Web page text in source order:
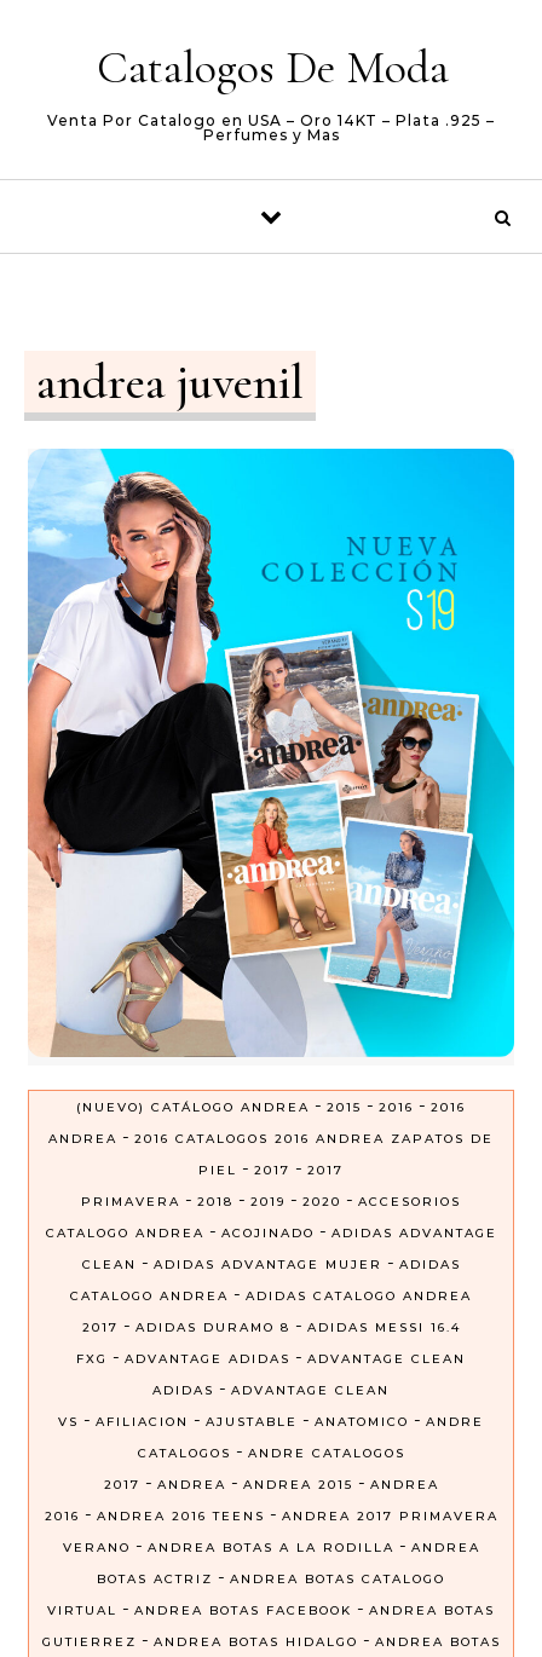
Catalogos De Moda
Venta Por Catalogo en USA – Oro 14KT – Plata .925 –
Perfumes y Mas
andrea juvenil
(NUEVO) CATÁLOGO ANDREA - 2015 - 2016 - 2016
ANDREA - 2016 CATALOGOS 2016 ANDREA ZAPATOS DE
PIEL
- 2017 - 2017
PRIMAVERA - 2018 - 2019 - 2020 - ACCESORIOS
CATALOGO ANDREA - ACOJINADO - ADIDAS ADVANTAGE
CLEAN
- ADIDAS ADVANTAGE MUJER - ADIDAS
CATALOGO ANDREA - ADIDAS CATALOGO ANDREA
2017 - ADIDAS DURAMO 8 - ADIDAS MESSI 16.4
FXG
- ADVANTAGE ADIDAS - ADVANTAGE CLEAN
ADIDAS - ADVANTAGE CLEAN
VS - AFILIACION - AJUSTABLE - ANATOMICO - ANDRE
CATALOGOS - ANDRE CATALOGOS
2017 - ANDREA - ANDREA 2015 - ANDREA
2016 - ANDREA 2016 TEENS - ANDREA 2017 PRIMAVERA
VERANO - ANDREA BOTAS A LA RODILLA - ANDREA
BOTAS ACTRIZ - ANDREA BOTAS CATALOGO
VIRTUAL
- ANDREA BOTAS FACEBOOK - ANDREA BOTAS
GUTIERREZ - ANDREA BOTAS HIDALGO - ANDREA BOTAS